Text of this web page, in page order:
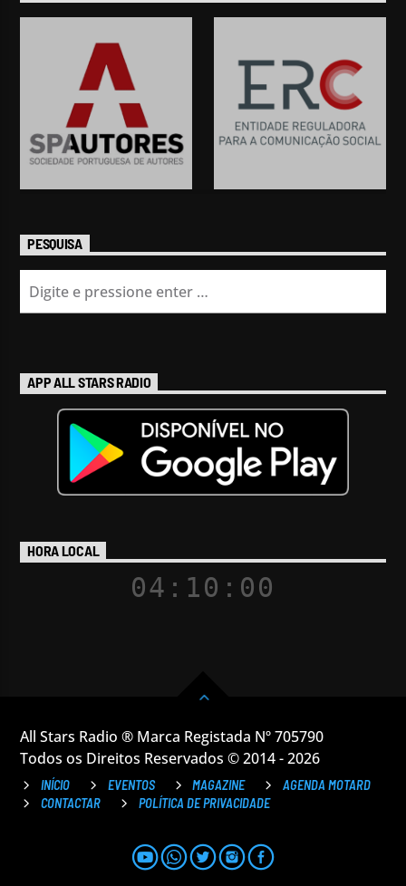
PESQUISA
APP ALL STARS RADIO
HORA LOCAL
04:10:01
All Stars Radio ® Marca Registada Nº 705790
Todos os Direitos Reservados © 2014 - 2026
INÍCIO EVENTOS MAGAZINE
AGENDA MOTARD
CONTACTAR
POLÍTICA DE PRIVACIDADE